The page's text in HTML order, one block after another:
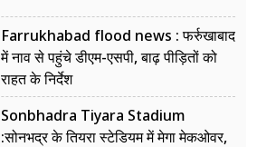
Farrukhabad flood news : फर्रुखाबाद
में नाव से पहुंचे डीएम-एसपी, बाढ़ पीड़ितों को
राहत के निर्देश
Sonbhadra Tiyara Stadium
:सोनभद्र के तियरा स्टेडियम में मेगा मेकओवर,